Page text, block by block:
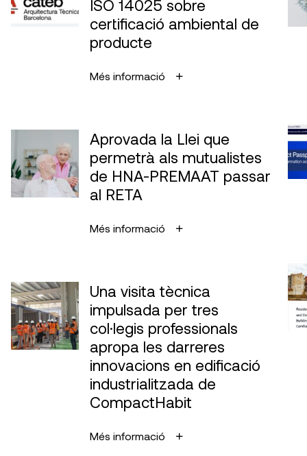
ISO 14025 sobre
certificació ambiental de
producte
Més informació
Aprovada la Llei que
permetrà als mutualistes
de HNA-PREMAAT passar
al RETA
Més informació
Una visita tècnica
impulsada per tres
col·legis professionals
apropa les darreres
innovacions en edificació
industrialitzada de
CompactHabit
Més informació